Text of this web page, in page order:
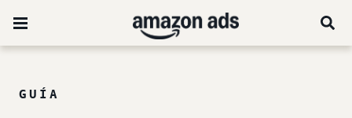
GUÍA